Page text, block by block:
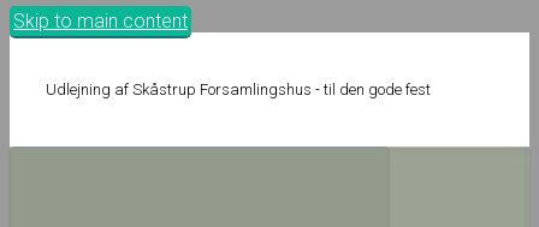
Skip to main content
Udlejning af Skåstrup Forsamlingshus - til den gode fest